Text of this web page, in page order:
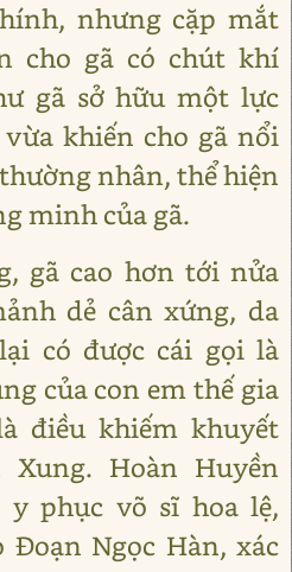
nhưng cặp mắt
cho gã có chút khí
gã sở hữu một lực
khiến cho gã nổi
nhân, thể hiện
minh của gã.
gã cao hơn tới nửa
dẻ cân xứng, da
có được cái gọi là
của con em thế gia
điều khiếm khuyết
Hoàn Huyền
phục võ sĩ hoa lệ,
Đoạn Ngọc Hàn, xác